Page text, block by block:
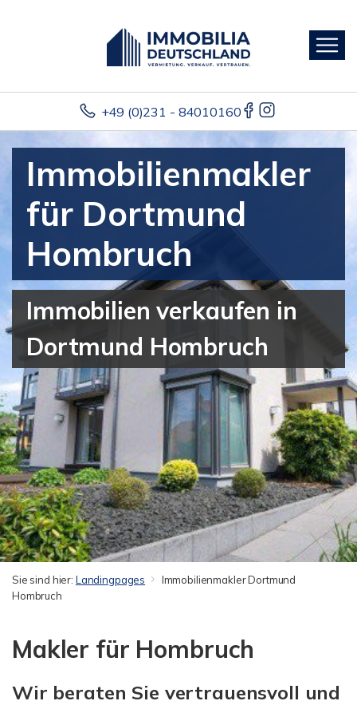
+49 (0)231 - 84010160
Immobilienmakler
für Dortmund
Hombruch
Immobilien verkaufen in
Dortmund Hombruch
Sie sind hier: Landingpages
Immobilienmakler Dortmund
Hombruch
Makler für Hombruch
Wir beraten Sie vertrauensvoll und